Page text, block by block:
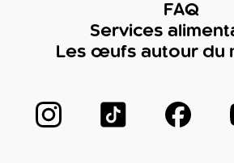
FAQ
Services
Les œufs autour du
Suivez-nous sur Instagram
Suivez-nous sur
Suivez-